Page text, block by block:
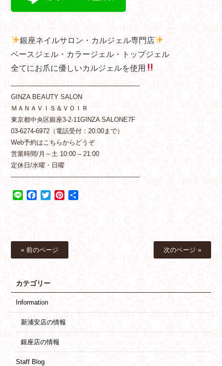
銀座ネイルサロン・カルジェル専門店
ベースジェル・カラージェル・トップジェル
全てにお爪に優しいカルジェルを使用
————————————————————
GINZA BEAUTY SALON
ＭＡＮＡＶＩＳ＆ＶＯＩＲ
東京都中央区銀座3-2-11GINZA SALONE7F
03-6274-6972（電話受付：20:00まで）
Web予約はこちらからどうぞ
営業時間/月～土 10:00 – 21:00
定休日/水曜・日曜
————————————————————
Line Facebook
TwitterPinterest
« 前のページ 次のページ »
カテゴリー
Information
新浦安店の情報
銀座店の情報
Staff Blog